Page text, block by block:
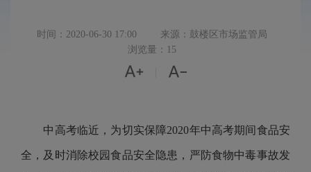
时间：2020-06-30 17:00
来源：鼓楼区市场监管局
浏览量：15
 
中高考临近，为切实保障2020年中高考期间食品安
全，及时消除校园食品安全隐患，严防食物中毒事故发